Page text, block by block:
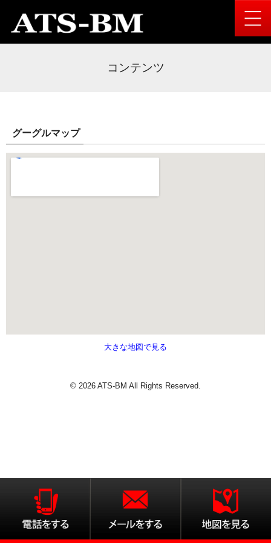
コンテンツ
グーグルマップ
大きな地図で見る
© 2026 ATS-BM All Rights Reserved.